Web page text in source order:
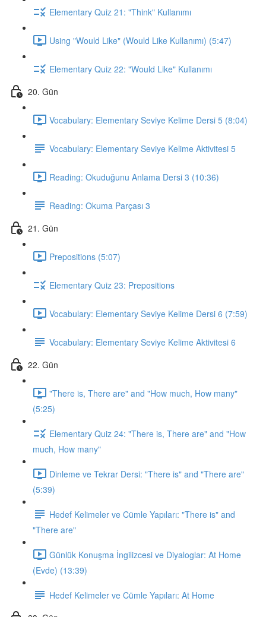
Elementary Quiz 21: "Think" Kullanımı
Using "Would Like" (Would Like Kullanımı) (5:47)
Elementary Quiz 22: "Would Like" Kullanımı
20. Gün
Vocabulary: Elementary Seviye Kelime Dersi 5 (8:04)
Vocabulary: Elementary Seviye Kelime Aktivitesi 5
Reading: Okuduğunu Anlama Dersi 3 (10:36)
Reading: Okuma Parçası 3
21. Gün
Prepositions (5:07)
Elementary Quiz 23: Prepositions
Vocabulary: Elementary Seviye Kelime Dersi 6 (7:59)
Vocabulary: Elementary Seviye Kelime Aktivitesi 6
22. Gün
"There is, There are" and "How much, How many"
(5:25)
Elementary Quiz 24: "There is, There are" and "How
much, How many"
Dinleme ve Tekrar Dersi: "There is" and "There are"
(5:39)
Hedef Kelimeler ve Cümle Yapıları: "There is" and
"There are"
Günlük Konuşma İngilizcesi ve Diyaloglar: At Home
(Evde) (13:39)
Hedef Kelimeler ve Cümle Yapıları: At Home